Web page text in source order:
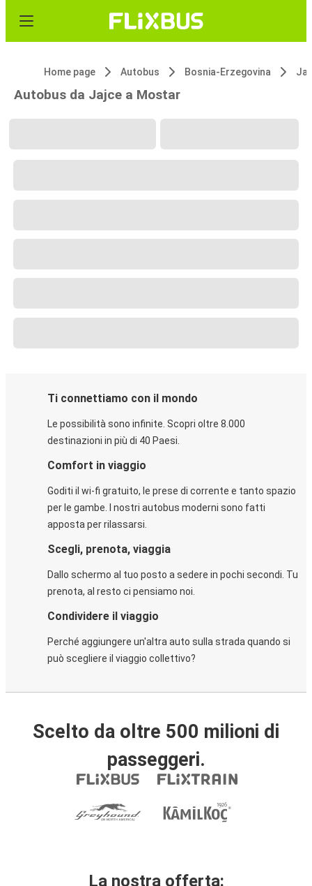
Home page Autobus Bosnia-Erzegovina
Autobus da Jajce a Mostar
Ti connettiamo con il mondo
Le possibilità sono infinite. Scopri oltre 8.000
destinazioni in più di 40 Paesi.
Comfort in viaggio
Goditi il wi-fi gratuito, le prese di corrente e tanto spazio
per le gambe. I nostri autobus moderni sono fatti
apposta per rilassarsi.
Scegli, prenota, viaggia
Dallo schermo al tuo posto a sedere in pochi secondi. Tu
prenota, al resto ci pensiamo noi.
Condividere il viaggio
Perché aggiungere un'altra auto sulla strada quando si
può scegliere il viaggio collettivo?
Scelto da oltre 500 milioni di
passeggeri.
La nostra offerta: